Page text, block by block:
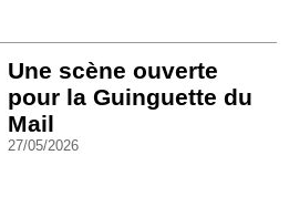
Une scène ouverte
pour la Guinguette du
Mail
27/05/2026